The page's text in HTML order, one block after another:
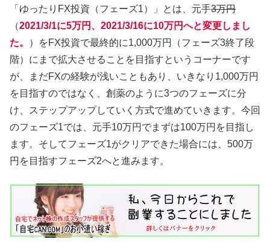
「ゆったりFX投資（フェーズ1）」とは、元手3万円
（2021/3/1に5万円、2021/3/16に10万円へと変更しまし
た。
）をFX投資で最終的に1,000万円（フェーズ3終了段
階）にまで拡大させることを目指すというコーナーです
が、まだFXの経験が浅いこともあり、いきなり1,000万円
を目指すのではなく、創薬のように3つのフェーズに分
け、ステップアップしていく方式で進めていきます。今回
のフェーズ1では、元手10万円でまずは100万円を目指し
ます。そしてフェーズ1がクリアできた場合には、500万
円を目指すフェーズ2へと進みます。